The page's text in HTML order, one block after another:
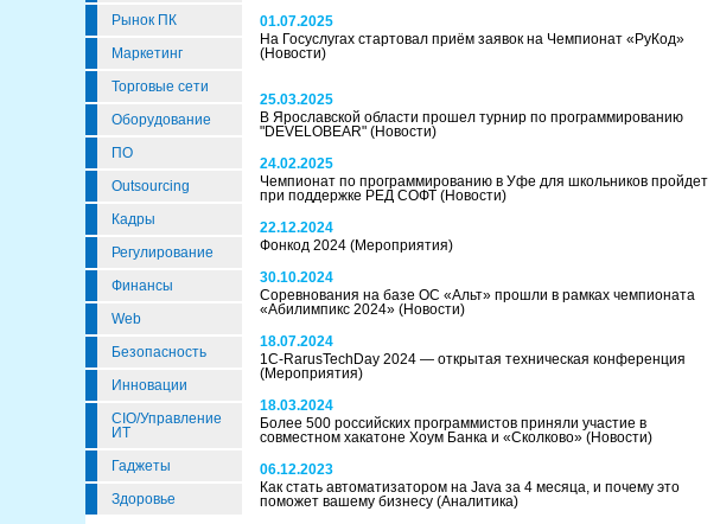
Рынок ПК
Маркетинг
Торговые сети
Оборудование
ПО
Outsourcing
Кадры
Регулирование
Финансы
Web
Безопасность
Инновации
CIO/Управление
ИТ
Гаджеты
Здоровье
01.07.2025
На Госуслугах стартовал приём заявок на Чемпионат «РуКод»
(Новости)
25.03.2025
В Ярославской области прошел турнир по программированию
"DEVELOBEAR" (Новости)
24.02.2025
Чемпионат по программированию в Уфе для школьников пройдет
при поддержке РЕД СОФТ (Новости)
22.12.2024
Фонкод 2024 (Мероприятия)
30.10.2024
Соревнования на базе ОС «Альт» прошли в рамках чемпионата
«Абилимпикс 2024» (Новости)
18.07.2024
1C-RarusTechDay 2024 — открытая техническая конференция
(Мероприятия)
18.03.2024
Более 500 российских программистов приняли участие в
совместном хакатоне Хоум Банка и «Сколково» (Новости)
06.12.2023
Как стать автоматизатором на Java за 4 месяца, и почему это
поможет вашему бизнесу (Аналитика)